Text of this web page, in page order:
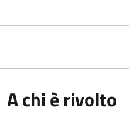
A chi è rivolto